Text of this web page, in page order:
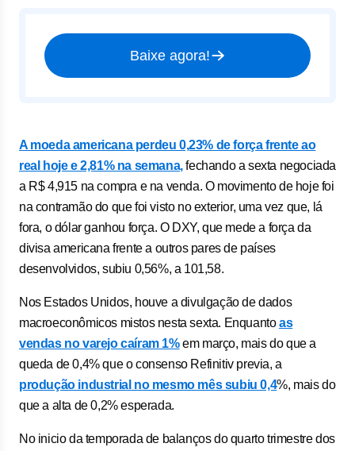
Baixe agora!
A moeda americana perdeu 0,23% de força frente ao
real hoje e 2,81% na semana,fechando a sexta negociada
a R$ 4,915 na compra e na venda. O movimento de hoje foi
na contramão do que foi visto no exterior, uma vez que, lá
fora, o dólar ganhou força. O DXY, que mede a força da
divisa americana frente a outros pares de países
desenvolvidos, subiu 0,56%, a 101,58.
Nos Estados Unidos, houve a divulgação de dados
macroeconômicos mistos nesta sexta. Enquantoas
vendas no varejo caíram 1%em março, mais do que a
queda de 0,4% que o consenso Refinitiv previa, a
produção industrial no mesmo mês subiu 0,4%, mais do
que a alta de 0,2% esperada.
No inicio da temporada de balanços do quarto trimestre dos